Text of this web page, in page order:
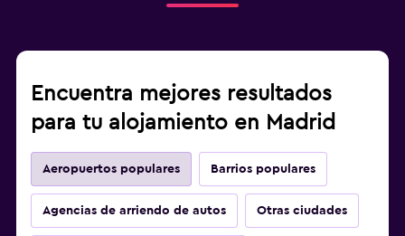
Encuentra mejores resultados
para tu alojamiento en Madrid
Aeropuertos populares Barrios populares
Agencias de arriendo de autos Otras ciudades